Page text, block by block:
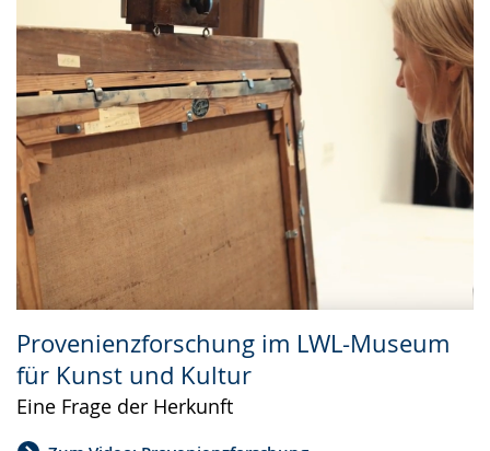
Provenienzforschung im LWL-Museum
für Kunst und Kultur
Eine Frage der Herkunft